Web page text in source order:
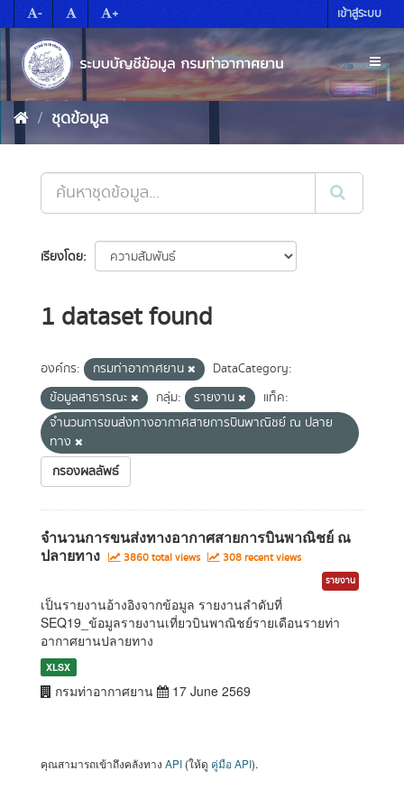
to
content
- + เข้าสู่ระบบ
ชุดข้อมูล
เรียงโดย
1 dataset found
องค์กร: กรมท่าอากาศยาน
DataCategory:
ข้อมูลสาธารณะ
กลุ่ม: รายงาน
แท็ค:
จำนวนการขนส่งทางอากาศสายการบินพาณิชย์ ณ ปลาย
ทาง
กรองผลลัพธ์
จำนวนการขนส่งทางอากาศสายการบินพาณิชย์ ณ
ปลายทาง
3860 total views 308 recent views
รายงาน
เป็นรายงานอ้างอิงจากข้อมูล รายงานลำดับที่
SEQ19_ข้อมูลรายงานเที่ยวบินพาณิชย์รายเดือนรายท่า
อากาศยานปลายทาง
XLSX
กรมท่าอากาศยาน 17 June 2569
คุณสามารถเข้าถึงคลังทาง API (ให้ดู คู่มือ API).